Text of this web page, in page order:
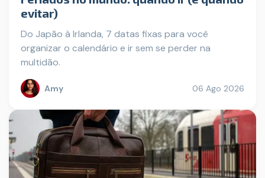
evitar)
Do Japão à Irlanda, 7 datas fixas para você
organizar o calendário e ir sem se perder na
multidão.
Amy 06 Ago 2026